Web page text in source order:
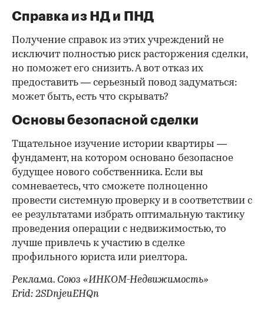
Справка из НД и ПНД
Получение справок из этих учреждений не
исключит полностью риск расторжения сделки,
но поможет его снизить. А вот отказ их
предоставить — серьезный повод задуматься:
может быть, есть что скрывать?
Основы безопасной сделки
Тщательное изучение истории квартиры —
фундамент, на котором основано безопасное
будущее нового собственника. Если вы
сомневаетесь, что сможете полноценно
провести системную проверку и в соответствии с
ее результатами избрать оптимальную тактику
проведения операции с недвижимостью, то
лучше привлечь к участию в сделке
профильного юриста или риелтора.
Реклама. Союз «ИНКОМ-Недвижимость»
Erid: 2SDnjeuEHQn